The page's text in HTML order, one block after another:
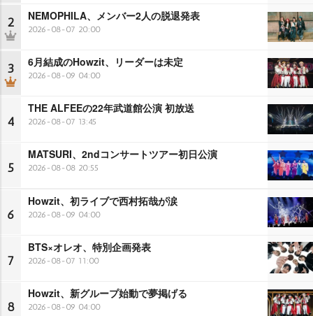
2 NEMOPHILA、メンバー2人の脱退発表
2026-08-07 20:00
3 6月結成のHowzit、リーダーは未定
2026-08-09 04:00
4
THE ALFEEの22年武道館公演 初放送
2026-08-07 13:45
5
MATSURI、2ndコンサートツアー初日公演
2026-08-08 20:55
6
Howzit、初ライブで西村拓哉が涙
2026-08-09 04:00
7
BTS×オレオ、特別企画発表
2026-08-07 11:00
8
Howzit、新グループ始動で夢掲げる
2026-08-09 04:00